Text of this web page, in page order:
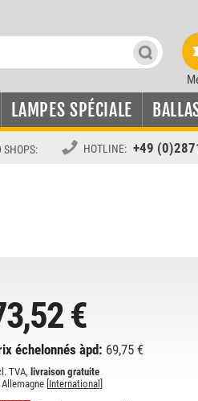
LAMPES SPÉCIALE
SHOPS: HOTLINE: +49
€
échelonnés àpd: 69,75 €
TVA, livraison gratuite
[ International